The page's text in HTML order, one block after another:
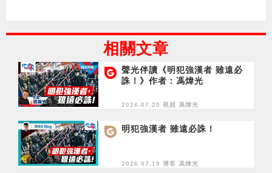
相關文章
聲光伴讀《明犯強漢者 雖遠必
誅！》作者：馮煒光
2026.07.20 視頻 馮煒光
明犯強漢者 雖遠必誅！
2026.07.19 博客 馮煒光